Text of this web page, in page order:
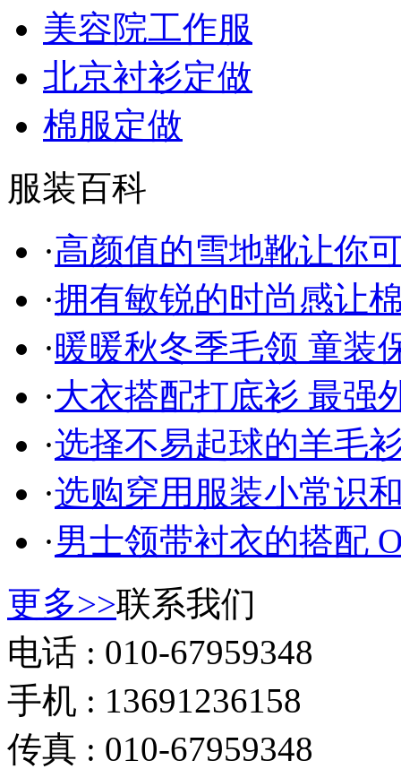
美容院工作服
北京衬衫定做
棉服定做
服装百科
·高颜值的雪地靴让你
·拥有敏锐的时尚感让
·暖暖秋冬季毛领 童装
·大衣搭配打底衫 最强
·选择不易起球的羊毛
·选购穿用服装小常识
·男士领带衬衣的搭配
更多>>联系我们
电话 : 010-67959348
手机 : 13691236158
传真 : 010-67959348